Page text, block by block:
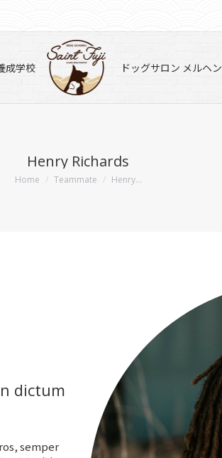
成学校 ドッグサロン メルヘン
Henry Richards
You are here:
Home Teammate Henry…
dictum
semper